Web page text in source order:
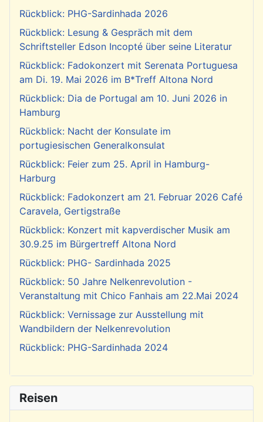
Rückblick: PHG-Sardinhada 2026
Rückblick: Lesung & Gespräch mit dem
Schriftsteller Edson Incopté über seine Literatur
Rückblick: Fadokonzert mit Serenata Portuguesa
am Di. 19. Mai 2026 im B*Treff Altona Nord
Rückblick: Dia de Portugal am 10. Juni 2026 in
Hamburg
Rückblick: Nacht der Konsulate im
portugiesischen Generalkonsulat
Rückblick: Feier zum 25. April in Hamburg-
Harburg
Rückblick: Fadokonzert am 21. Februar 2026 Café
Caravela, Gertigstraße
Rückblick: Konzert mit kapverdischer Musik am
30.9.25 im Bürgertreff Altona Nord
Rückblick: PHG- Sardinhada 2025
Rückblick: 50 Jahre Nelkenrevolution -
Veranstaltung mit Chico Fanhais am 22.Mai 2024
Rückblick: Vernissage zur Ausstellung mit
Wandbildern der Nelkenrevolution
Rückblick: PHG-Sardinhada 2024
Reisen